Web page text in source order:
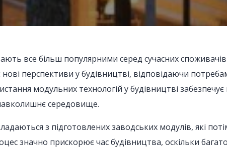
все більш популярними серед сучасних
перспективи у будівництві, відповідаючи
модульних технологій у будівництві
середовище.
з підготовлених заводських модулів, які
значно прискорює час будівництва, оскільки